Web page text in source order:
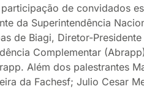
de convidados
da Superintendência
de Biagi, Diretor-
Complementar
Além dos palestrantes
da Fachesf; Julio Cesar